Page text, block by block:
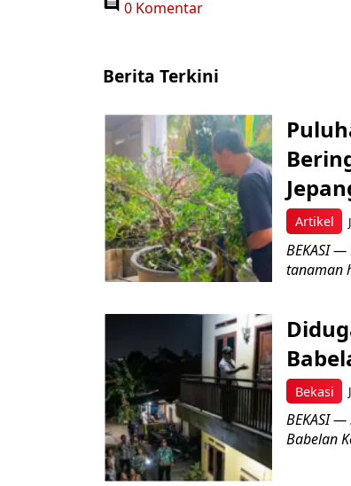
0 Komentar
Berita Terkini
Artikel
BEKASI
tanaman
Bekasi
BEKASI
Babelan